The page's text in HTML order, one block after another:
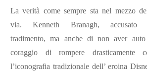
La verità come sempre sta nel mezzo
via. Kenneth Branagh, accusato
tradimento, ma anche di non aver
coraggio di rompere drasticamente
l’iconografia tradizionale dell’ eroina